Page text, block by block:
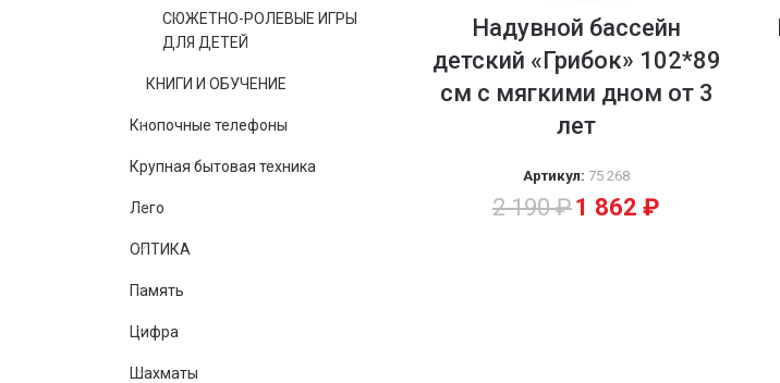
СЮЖЕТНО-РОЛЕВЫЕ ИГРЫ
ДЛЯ ДЕТЕЙ
КНИГИ И ОБУЧЕНИЕ
Кнопочные телефоны
Крупная бытовая техника
Лего
ОПТИКА
Память
Цифра
Шахматы
Надувной бассейн
детский «Грибок» 102*89
см с мягкими дном от 3
лет
Артикул:75 268
2 190₽1 862₽